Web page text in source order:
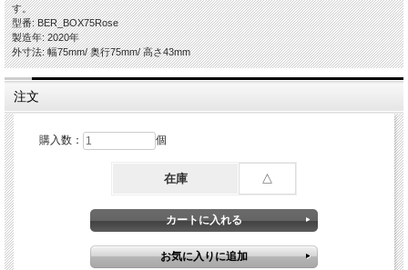
す。
型番: BER_BOX75Rose
製造年: 2020年
外寸法: 幅75mm/ 奥行75mm/ 高さ43mm
注文
購入数： 個
在庫 △